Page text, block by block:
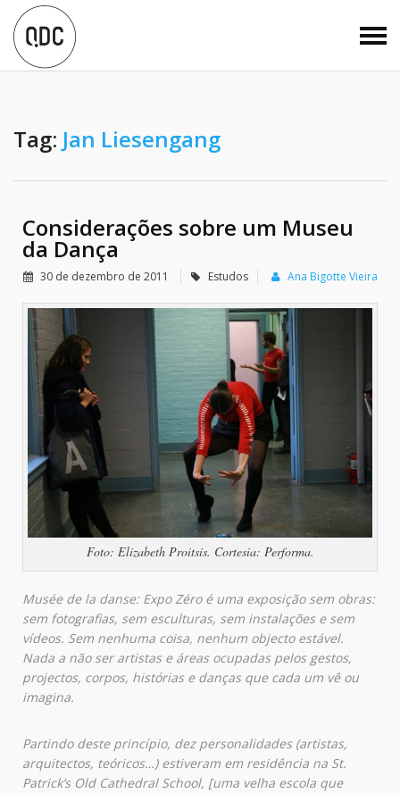
Tag: Jan Liesengang
Considerações sobre um Museu
da Dança
30 de dezembro de 2011 Estudos Ana Bigotte Vieira
Foto: Elizabeth Proitsis. Cortesia: Performa.
Musée de la danse: Expo Zéro é uma exposição sem obras:
sem fotografias, sem esculturas, sem instalações e sem
vídeos. Sem nenhuma coisa, nenhum objecto estável.
Nada a não ser artistas e áreas ocupadas pelos gestos,
projectos, corpos, histórias e danças que cada um vê ou
imagina.
Partindo deste princípio, dez personalidades (artistas,
arquitectos, teóricos…) estiveram em residência na St.
Patrick’s Old Cathedral School, [uma velha escola que